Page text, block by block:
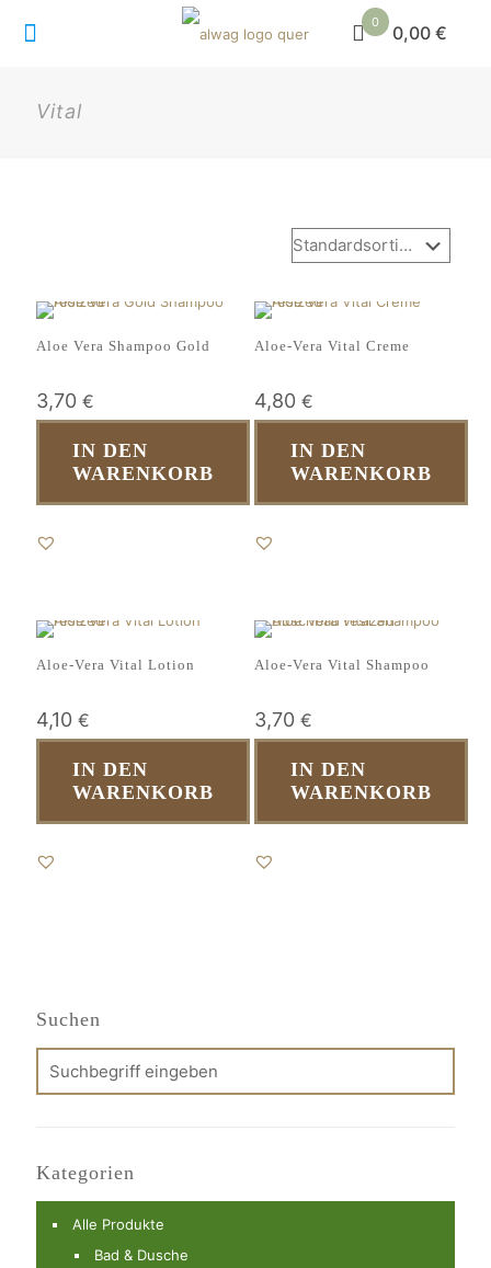
0 0,00 €
Vital
Aloe Vera Shampoo Gold
3,70 €
IN DEN
WARENKORB
Aloe-Vera Vital Creme
4,80 €
IN DEN
WARENKORB
Aloe-Vera Vital Lotion
4,10 €
IN DEN
WARENKORB
Aloe-Vera Vital Shampoo
3,70 €
IN DEN
WARENKORB
Suchen
Kategorien
Alle Produkte
Bad & Dusche